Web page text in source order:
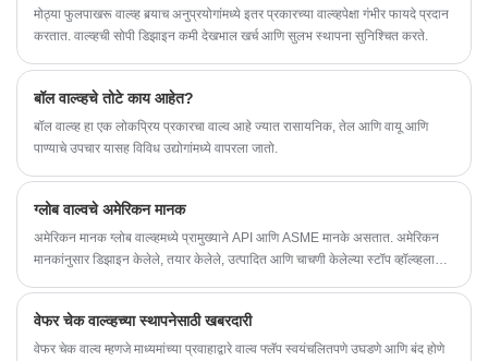
कार्ये, तांत्रिक मापदंड आणि तपशीलवार फायदे एक्सप्लोर करूया.
मोठ्या फुलपाखरू वाल्व्ह बर्‍याच अनुप्रयोगांमध्ये इतर प्रकारच्या वाल्व्हपेक्षा गंभीर फायदे प्रदान
करतात. वाल्व्हची सोपी डिझाइन कमी देखभाल खर्च आणि सुलभ स्थापना सुनिश्चित करते.
बॉल वाल्व्हचे तोटे काय आहेत?
बॉल वाल्व्ह हा एक लोकप्रिय प्रकारचा वाल्व आहे ज्यात रासायनिक, तेल आणि वायू आणि
पाण्याचे उपचार यासह विविध उद्योगांमध्ये वापरला जातो.
ग्लोब वाल्वचे अमेरिकन मानक
अमेरिकन मानक ग्लोब वाल्व्हमध्ये प्रामुख्याने API आणि ASME मानके असतात. अमेरिकन
मानकांनुसार डिझाइन केलेले, तयार केलेले, उत्पादित आणि चाचणी केलेल्या स्टॉप व्हॉल्व्हला
आणि कापला जातो, माध्यमाचा प्रवाह समायोजित करण्यासाठी नाही.
वेफर चेक वाल्व्हच्या स्थापनेसाठी खबरदारी
वेफर चेक वाल्व म्हणजे माध्यमांच्या प्रवाहाद्वारे वाल्व फ्लॅप स्वयंचलितपणे उघडणे आणि बंद होणे